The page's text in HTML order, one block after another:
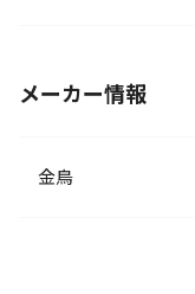
メーカー情報
金鳥